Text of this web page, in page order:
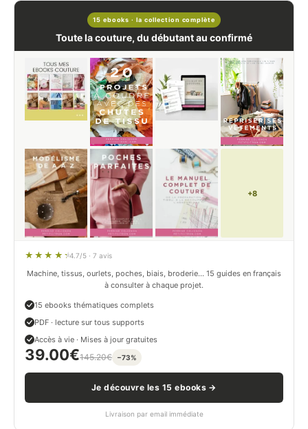
15 ebooks · la collection complète
Toute la couture, du débutant au confirmé
+8
4.7/5 · 7 avis
Machine, tissus, ourlets, poches, biais, broderie… 15 guides en français
à consulter à chaque projet.
15 ebooks thématiques complets
PDF · lecture sur tous supports
Accès à vie · Mises à jour gratuites
39.00€145.20€ −73%
Je découvre les 15 ebooks →
Livraison par email immédiate